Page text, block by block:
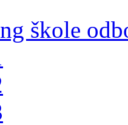
škole